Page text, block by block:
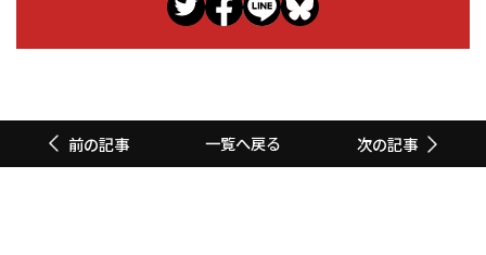
前の記事 一覧へ戻る 次の記事